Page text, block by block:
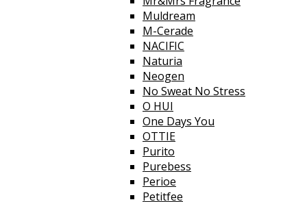
Muldream
M-Cerade
NACIFIC
Naturia
Neogen
No Sweat No Stress
O HUI
One Days You
OTTIE
Purito
Purebess
Perioe
Petitfee